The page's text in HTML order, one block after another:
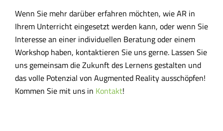
Wenn Sie mehr darüber erfahren möchten, wie AR in
Ihrem Unterricht eingesetzt werden kann, oder wenn Sie
Interesse an einer individuellen Beratung oder einem
Workshop haben, kontaktieren Sie uns gerne. Lassen Sie
uns gemeinsam die Zukunft des Lernens gestalten und
das volle Potenzial von Augmented Reality ausschöpfen!
Kommen Sie mit uns in Kontakt!